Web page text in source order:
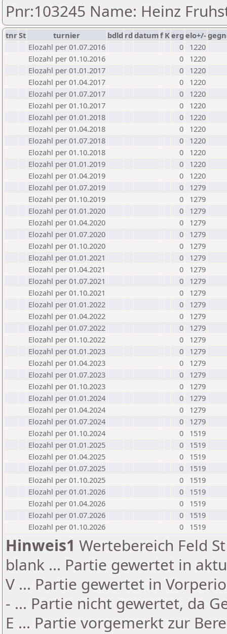
Pnr:103245 Name: Heinz
tnrSt turnier bdld rd datumf Kerg elo+/-
Elozahl per 01.07.2016
0
1220
Elozahl per 01.10.2016
0
1220
Elozahl per 01.01.2017
0
1220
Elozahl per 01.04.2017
0
1220
Elozahl per 01.07.2017
0
1220
Elozahl per 01.10.2017
0
1220
Elozahl per 01.01.2018
0
1220
Elozahl per 01.04.2018
0
1220
Elozahl per 01.07.2018
0
1220
Elozahl per 01.10.2018
0
1220
Elozahl per 01.01.2019
0
1220
Elozahl per 01.04.2019
0
1220
Elozahl per 01.07.2019
0
1279
Elozahl per 01.10.2019
0
1279
Elozahl per 01.01.2020
0
1279
Elozahl per 01.04.2020
0
1279
Elozahl per 01.07.2020
0
1279
Elozahl per 01.10.2020
0
1279
Elozahl per 01.01.2021
0
1279
Elozahl per 01.04.2021
0
1279
Elozahl per 01.07.2021
0
1279
Elozahl per 01.10.2021
0
1279
Elozahl per 01.01.2022
0
1279
Elozahl per 01.04.2022
0
1279
Elozahl per 01.07.2022
0
1279
Elozahl per 01.10.2022
0
1279
Elozahl per 01.01.2023
0
1279
Elozahl per 01.04.2023
0
1279
Elozahl per 01.07.2023
0
1279
Elozahl per 01.10.2023
0
1279
Elozahl per 01.01.2024
0
1279
Elozahl per 01.04.2024
0
1279
Elozahl per 01.07.2024
0
1279
Elozahl per 01.10.2024
0
1519
Elozahl per 01.01.2025
0
1519
Elozahl per 01.04.2025
0
1519
Elozahl per 01.07.2025
0
1519
Elozahl per 01.10.2025
0
1519
Elozahl per 01.01.2026
0
1519
Elozahl per 01.04.2026
0
1519
Elozahl per 01.07.2026
0
1519
Elozahl per 01.10.2026
0 1519
Hinweis1 Wertebereich Feld
blank ... Partie gewertet in
V ... Partie gewertet in
- ... Partie nicht gewertet, da
E ... Partie vorgemerkt zur